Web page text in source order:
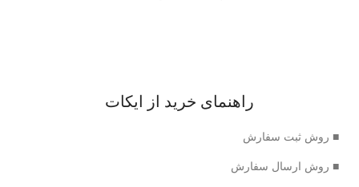
راهنمای خرید از ایکات
■ روش ثبت سفارش
■ روش ارسال سفارش